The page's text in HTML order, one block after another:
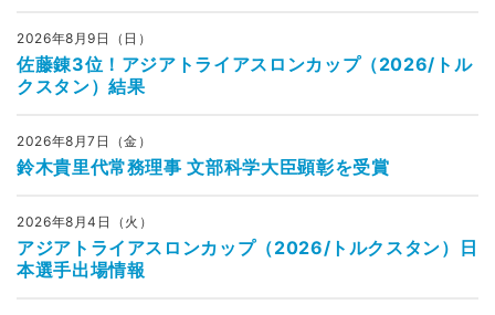
2026年8月9日（日）
佐藤錬3位！アジアトライアスロンカップ（2026/トル
クスタン）結果
2026年8月7日（金）
鈴木貴里代常務理事 文部科学大臣顕彰を受賞
2026年8月4日（火）
アジアトライアスロンカップ（2026/トルクスタン）日
本選手出場情報